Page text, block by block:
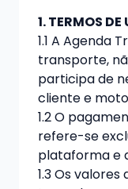
1. TERMOS
1.1 A Agenda
transporte,
participa de
cliente e
1.2 O
refere-se
plataforma e
1.3 Os